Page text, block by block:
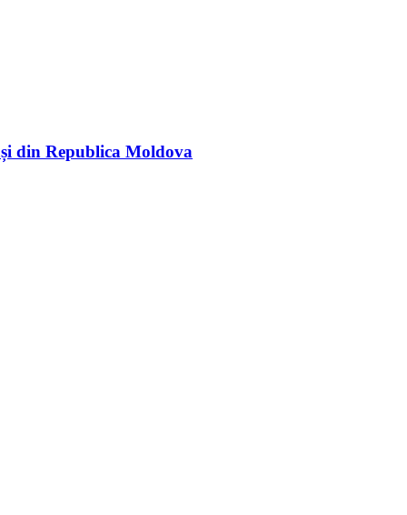
din Republica Moldova